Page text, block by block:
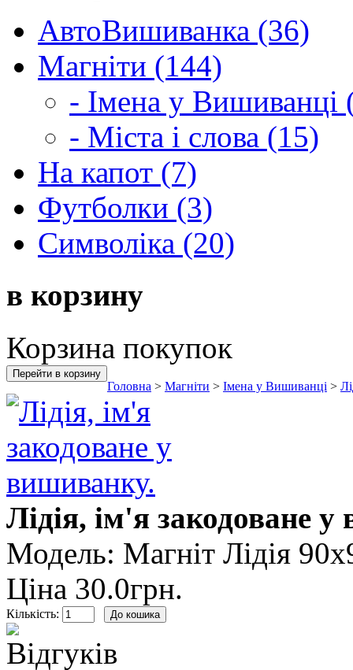
АвтоВишиванка (36)
Магніти (144)
- Імена у Вишиванці
- Міста і слова (15)
На капот (7)
Футболки (3)
Символіка (20)
в корзину
Корзина покупок
Перейти в корзину
Головна > Магніти > Імена у Вишиванці >
Лідія, ім'я закодоване
Модель: Магніт Лідія
Ціна 30.0грн.
Кількість: